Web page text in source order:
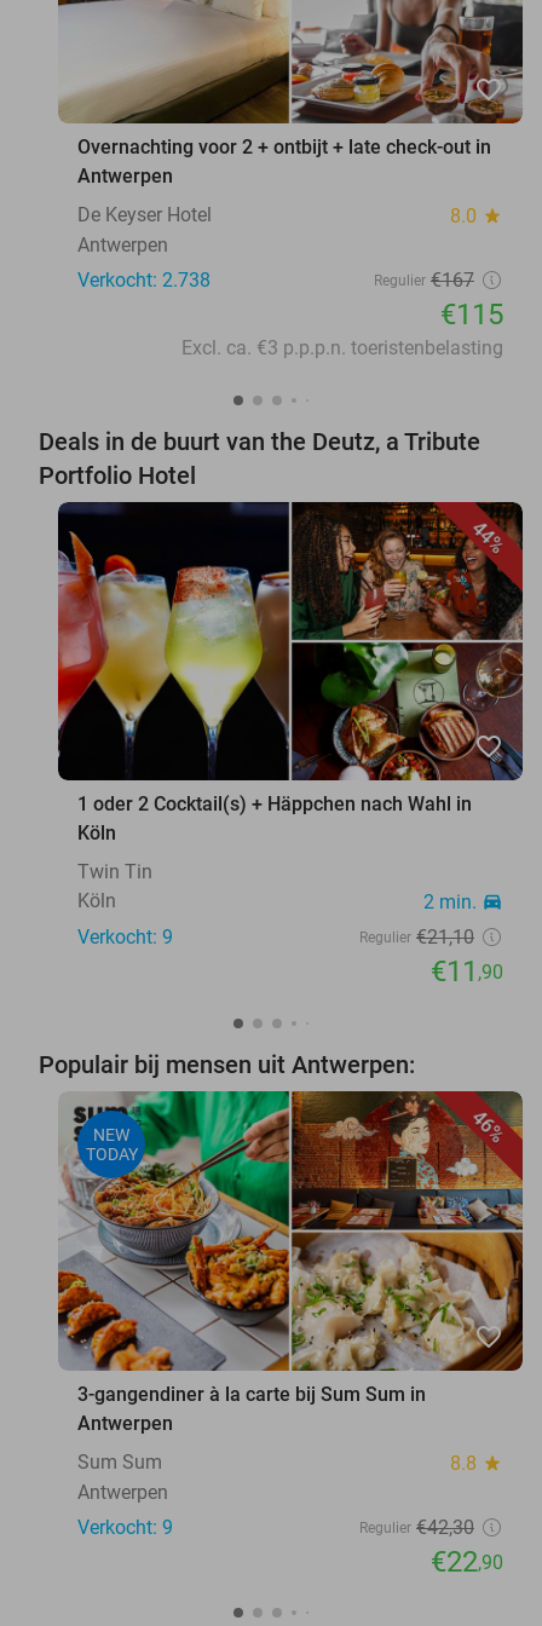
favorite_border
Overnachting voor 2 + ontbijt + late check-out in
Antwerpen
De Keyser Hotel
8.0 star
Antwerpen
Verkocht: 2.738
Regulier €167
€115
Excl. ca. €3 p.p.p.n. toeristenbelasting
Deals in de buurt van the Deutz, a Tribute
Portfolio Hotel
44%
favorite_border
1 oder 2 Cocktail(s) + Häppchen nach Wahl in
Köln
Twin Tin
Köln
2 min. directions_car
Verkocht: 9 Regulier €21,10
€11 ,90
Populair bij mensen uit Antwerpen:
46%
NEW
TODAY
favorite_border
3-gangendiner à la carte bij Sum Sum in
Antwerpen
Sum Sum
8.8 star
Antwerpen
Verkocht: 9
Regulier €42,30
€22,90